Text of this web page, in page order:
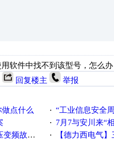
软件中找不到该型号，怎么
回复楼主 举报
点什么 · “工业信息安全周之我见”
· 7月7与安川来“
样解决的！ · 【德力西电气】三